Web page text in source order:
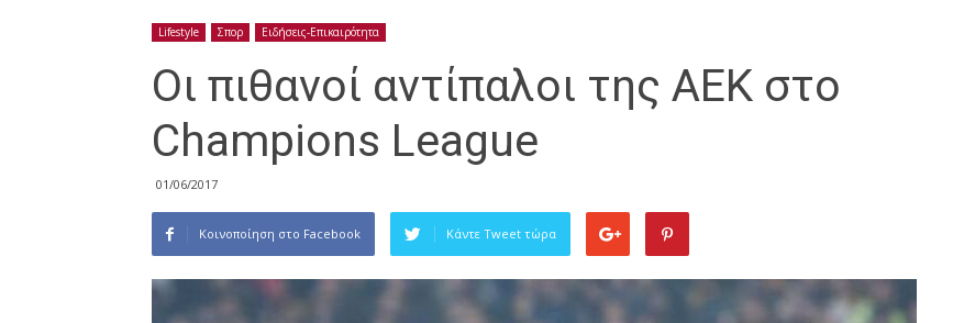
Lifestyle Σπορ Ειδήσεις-Επικαιρότητα
Οι πιθανοί αντίπαλοι της ΑΕΚ στο
Champions League
01/06/2017
Κοινοποίηση στο Facebook Κάντε Tweet τώρα